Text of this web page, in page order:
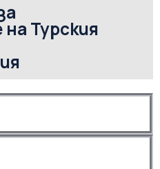
Турския